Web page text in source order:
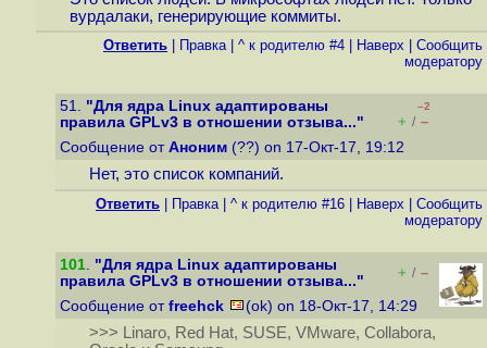
вурдалаки, генерирующие коммиты.
Ответить Правка| ^ к родителю #4 Наверх
Cообщить
модератору
51. "Для ядра Linux адаптированы
правила GPLv3 в отношении отзыва..."
–2
+ / –
Сообщение от Аноним (??) on 17-Окт-17, 19:12
Нет, это список компаний.
Ответить Правка| ^ к родителю #16 Наверх
Cообщить
модератору
101. "Для ядра Linux адаптированы
правила GPLv3 в отношении отзыва..."
+ / –
Сообщение от freehck (ok) on 18-Окт-17, 14:29
>>> Linaro, Red Hat, SUSE, VMware, Collabora,